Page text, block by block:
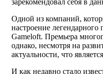
зарекомендовал себя в
Одной из компаний,
настроение
Gameloft. Премьера
однако, несмотря на
актуальности, что
И как недавно стало